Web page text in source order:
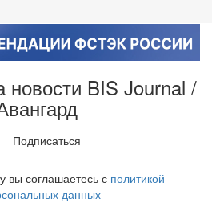
новости BIS Journal /
Подписаться
соглашаетесь с политикой
данных